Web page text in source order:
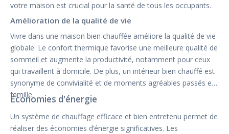
votre maison est crucial pour la santé de tous les occupants.
Amélioration de la qualité de vie
Vivre dans une maison bien chauffée améliore la qualité de vie
globale. Le confort thermique favorise une meilleure qualité de
sommeil et augmente la productivité, notamment pour ceux
qui travaillent à domicile. De plus, un intérieur bien chauffé est
synonyme de convivialité et de moments agréables passés en
famille.
Économies d'énergie
Un système de chauffage efficace et bien entretenu permet de
réaliser des économies d’énergie significatives. Les